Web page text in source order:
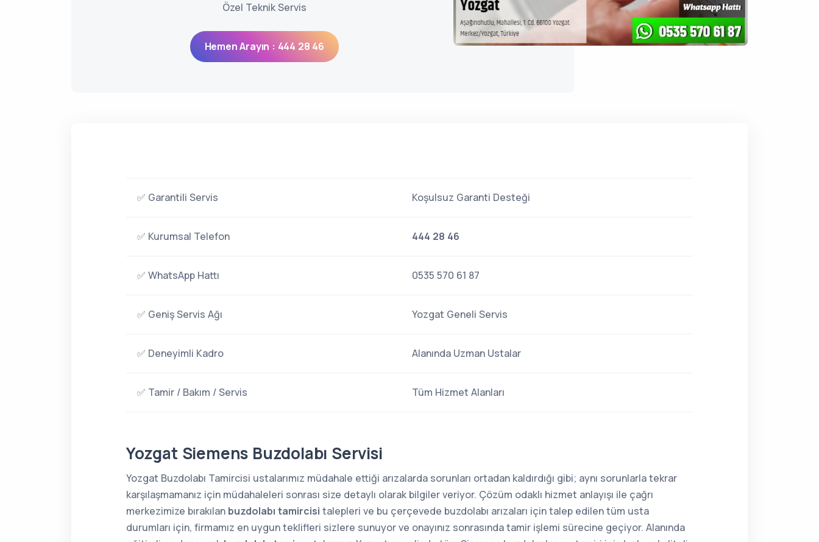
Özel Teknik Servis
Hemen Arayın : 444 28 46
✅ Garantili Servis Koşulsuz Garanti Desteği
✅ Kurumsal Telefon 444 28 46
✅ WhatsApp Hattı 0535 570 61 87
✅ Geniş Servis Ağı Yozgat Geneli Servis
✅ Deneyimli Kadro Alanında Uzman Ustalar
✅ Tamir / Bakım / Servis Tüm Hizmet Alanları
Yozgat Siemens Buzdolabı Servisi
Yozgat Buzdolabı Tamircisi ustalarımız müdahale ettiği arızalarda sorunları ortadan kaldırdığı gibi; aynı sorunlarla tekrar
karşılaşmamanız için müdahaleleri sonrası size detaylı olarak bilgiler veriyor. Çözüm odaklı hizmet anlayışı ile çağrı
merkezimize bırakılan buzdolabı tamircisi talepleri ve bu çerçevede buzdolabı arızaları için talep edilen tüm usta
durumları için, firmamız en uygun teklifleri sizlere sunuyor ve onayınız sonrasında tamir işlemi sürecine geçiyor. Alanında